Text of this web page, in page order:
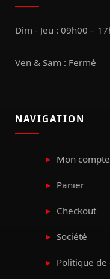
Dim - Jeu : 09h00 –
Ven & Sam : Fermé
NAVIGATION
Mon compte
Panier
Checkout
Société
Politique